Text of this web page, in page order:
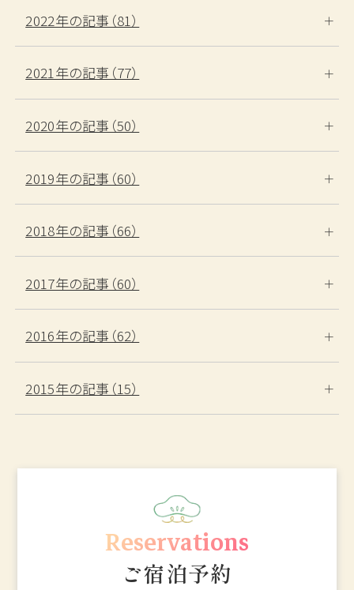
2022年の記事（81）
2021年の記事（77）
2020年の記事（50）
2019年の記事（60）
2018年の記事（66）
2017年の記事（60）
2016年の記事（62）
2015年の記事（15）
Reservations
ご宿泊予約